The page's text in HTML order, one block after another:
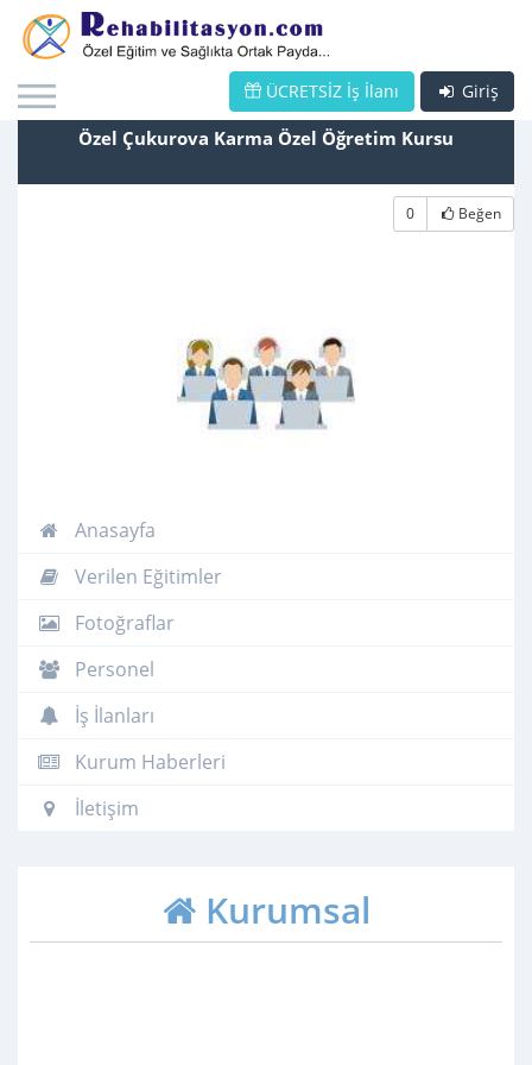
Giriş
ÜCRETSİZ İş İlanı
Özel Çukurova Karma Özel Öğretim Kursu
0 Beğen
Anasayfa
Verilen Eğitimler
Fotoğraflar
Personel
İş İlanları
Kurum Haberleri
İletişim
Kurumsal